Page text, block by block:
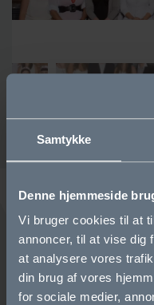
Samtykke
Denne hjemmeside
Vi bruger cookies til at
annoncer, til at vise dig
at analysere vores
din brug af vores
for sociale medier,
Bliv elev
Eliteidræt